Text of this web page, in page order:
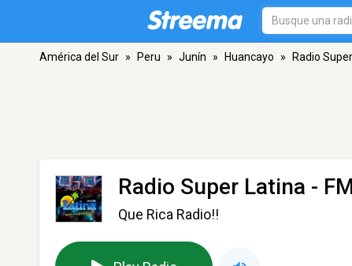
América del Sur » Peru » Junín » Huancayo » Radio
Radio Super Latina -
Que Rica Radio!!